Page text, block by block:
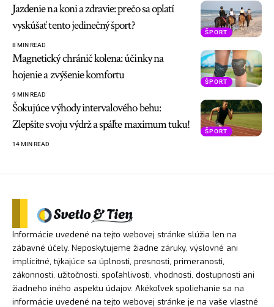
ŠPORT
Jazdenie na koni a zdravie: prečo sa oplatí
vyskúšať tento jedinečný šport?
8 MIN READ
ŠPORT
Magnetický chránič kolena: účinky na
hojenie a zvýšenie komfortu
9 MIN READ
ŠPORT
Šokujúce výhody intervalového behu:
Zlepšite svoju výdrž a spáľte maximum tuku!
14 MIN READ
Informácie uvedené na tejto webovej stránke slúžia len na
zábavné účely. Neposkytujeme žiadne záruky, výslovné ani
implicitné, týkajúce sa úplnosti, presnosti, primeranosti,
zákonnosti, užitočnosti, spoľahlivosti, vhodnosti, dostupnosti ani
žiadneho iného aspektu údajov. Akékoľvek spoliehanie sa na
informácie uvedené na tejto webovej stránke je na vaše vlastné